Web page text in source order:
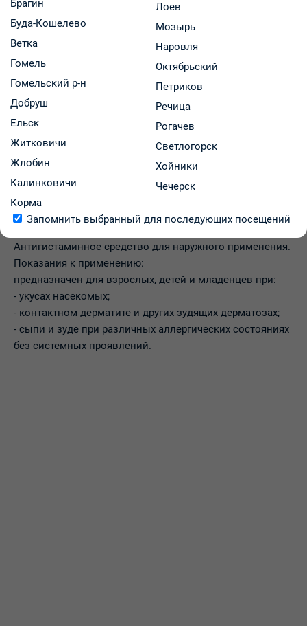
Описание товараХарактеристики
Оплата и доставка
Описание товара
Инструкция
Антигистаминное средство для наружного применения.
Показания к применению:
предназначен для взрослых, детей и младенцев при:
- укусах насекомых;
- контактном дерматите и других зудящих дерматозах;
- сыпи и зуде при различных аллергических состояниях
без системных проявлений.
Брагин
Буда-Кошелево
Ветка
Гомель
Гомельский р-н
Добруш
Ельск
Житковичи
Жлобин
Калинковичи
Корма
Лоев
Мозырь
Наровля
Октябрьский
Петриков
Речица
Рогачев
Светлогорск
Хойники
Чечерск
Запомнить выбранный для последующих посещений